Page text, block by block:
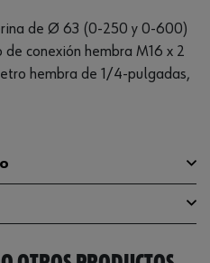
de Ø 63 (0-250 y 0-600)
conexión hembra M16 x 2
hembra de 1/4-pulgadas,
3 Uds
0866177610